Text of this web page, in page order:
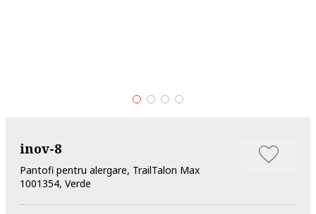
inov-8
Pantofi pentru alergare, TrailTalon Max
1001354, Verde